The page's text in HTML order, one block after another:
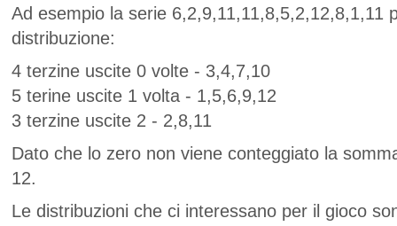
Ad esempio la serie 6,2,9,11,11,8,5,2,12,8,1,11
distribuzione:
4 terzine uscite 0 volte - 3,4,7,10
5 terine uscite 1 volta - 1,5,6,9,12
3 terzine uscite 2 - 2,8,11
Dato che lo zero non viene conteggiato la
12.
Le distribuzioni che ci interessano per il gioco